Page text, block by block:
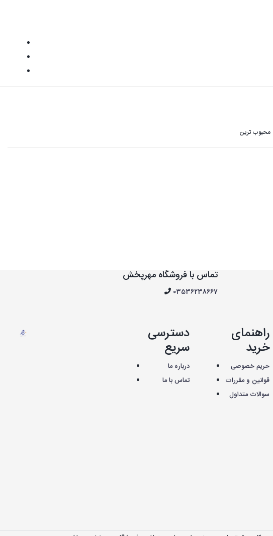
محبوب ترین
تماس با فروشگاه مهرپخش
03536238667
دسترسی
سریع
درباره ما
تماس با ما
راهنمای
خرید
حریم خصوصی
قوانین و مقررات
سوالات متداول